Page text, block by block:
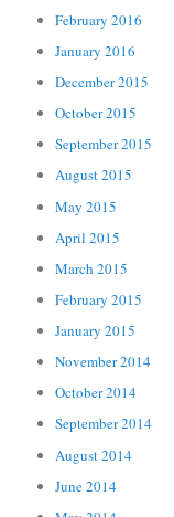
February 2016
January 2016
December 2015
October 2015
September 2015
August 2015
May 2015
April 2015
March 2015
February 2015
January 2015
November 2014
October 2014
September 2014
August 2014
June 2014